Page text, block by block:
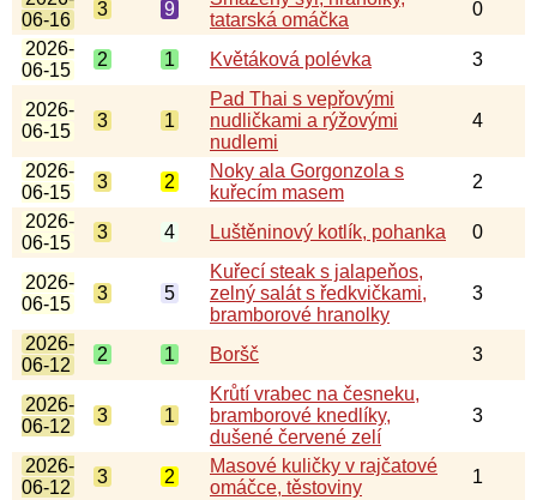
06-16
3 9
tatarská omáčka
0
2026-
06-15
2 1 Květáková polévka 3
2026-
06-15
3 1
Pad Thai s vepřovými
nudličkami a rýžovými
nudlemi
4
2026-
06-15
3 2
Noky ala Gorgonzola s
kuřecím masem
2
2026-
06-15
3 4 Luštěninový kotlík, pohanka 0
2026-
06-15
3 5
Kuřecí steak s jalapeňos,
zelný salát s ředkvičkami,
bramborové hranolky
3
2026-
06-12
2 1 Boršč 3
2026-
06-12
3 1
Krůtí vrabec na česneku,
bramborové knedlíky,
dušené červené zelí
3
2026-
06-12
3 2
Masové kuličky v rajčatové
omáčce, těstoviny
1